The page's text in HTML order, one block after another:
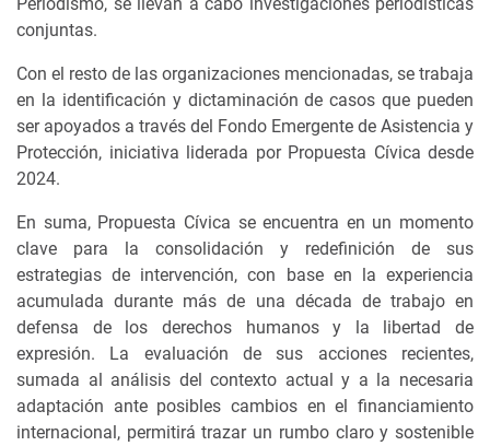
conjuntas.
Con el resto de las organizaciones mencionadas, se trabaja
en la identificación y dictaminación de casos que pueden
ser apoyados a través del Fondo Emergente de Asistencia y
Protección, iniciativa liderada por Propuesta Cívica desde
2024.
En suma, Propuesta Cívica se encuentra en un momento
clave para la consolidación y redefinición de sus
estrategias de intervención, con base en la experiencia
acumulada durante más de una década de trabajo en
defensa de los derechos humanos y la libertad de
expresión. La evaluación de sus acciones recientes,
sumada al análisis del contexto actual y a la necesaria
adaptación ante posibles cambios en el financiamiento
internacional, permitirá trazar un rumbo claro y sostenible